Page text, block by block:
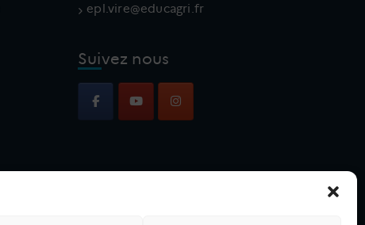
rf.ir
gacud
e@eri
v.lpe
Suivez nous